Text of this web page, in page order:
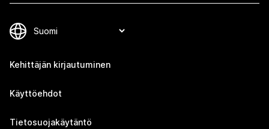
Kehittäjän kirjautuminen
Käyttöehdot
Tietosuojakäytäntö